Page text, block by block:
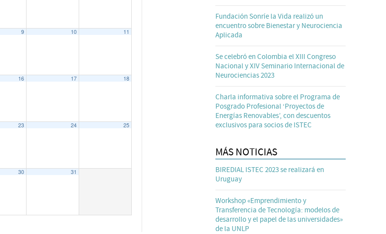
9 10 11
16 17 18
23 24 25
30 31
Fundación Sonríe la Vida realizó un
encuentro sobre Bienestar y Neurociencia
Aplicada
Se celebró en Colombia el XIII Congreso
Nacional y XIV Seminario Internacional de
Neurociencias 2023
Charla informativa sobre el Programa de
Posgrado Profesional ‘Proyectos de
Energías Renovables’, con descuentos
exclusivos para socios de ISTEC
MÁS NOTICIAS
BIREDIAL ISTEC 2023 se realizará en
Uruguay
Workshop «Emprendimiento y
Transferencia de Tecnología: modelos de
desarrollo y el papel de las universidades»
de la UNLP